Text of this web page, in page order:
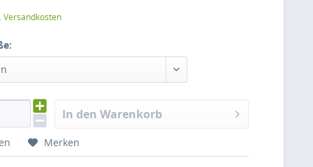
Versandkosten
In den Warenkorb
Merken